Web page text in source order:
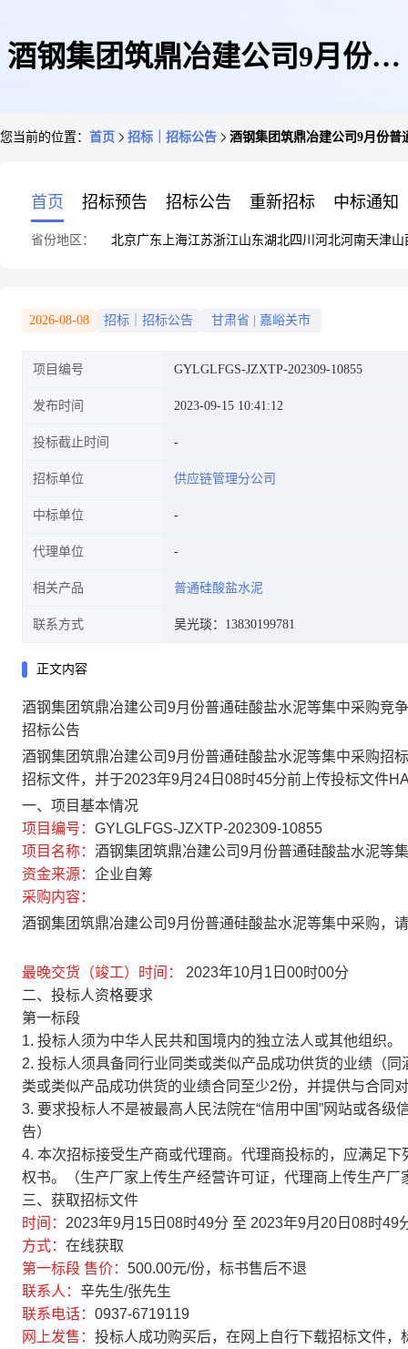
酒钢集团筑鼎冶建公司9月份普
您当前的位置： 首页 招标｜招标公告 酒钢集团筑鼎冶建公司9月份
首页 招标预告 招标公告 重新招标 中标通知
省份地区： 北京广东 上海江苏浙江山东湖北四川 河北河南天津山
2026-08-08 招标｜招标公告 甘肃省 嘉峪关市
项目编号 GYLGLFGS-JZXTP-202309-10855
发布时间 2023-09-15 10:41:12
投标截止时间
招标单位 供应链管理分公司
中标单位
代理单位
相关产品 普通硅酸盐水泥
联系方式 吴光琰：13830199781
正文内容
酒钢集团筑鼎冶建公司9月份普通硅酸盐水泥等集中采购竞
招标公告
酒钢集团筑鼎冶建公司9月份普通硅酸盐水泥等集中采购招
招标文件，并于2023年9月24日08时45分前上传投标文件
一、项目基本情况
项目编号： GYLGLFGS-JZXTP-202309-10855
项目名称： 酒钢集团筑鼎冶建公司9月份普通硅酸盐水泥等
资金来源： 企业自筹
采购内容：
酒钢集团筑鼎冶建公司9月份普通硅酸盐水泥等集中采购，
最晚交货（竣工）时间：
2023年10月1日00时00分
二、投标人资格要求
第一标段
1. 投标人须为中华人民共和国境内的独立法人或其他组织。
2. 投标人须具备同行业同类或类似产品成功供货的业绩（
类或类似产品成功供货的业绩合同至少2份，并提供与合同
3. 要求投标人不是被最高人民法院在“信用中国”网站或各
告）
4. 本次招标接受生产商或代理商。代理商投标的，应满足
权书。（生产厂家上传生产经营许可证，代理商上传生产
三、获取招标文件
时间： 2023年9月15日08时49分 至 2023年9月20日08时49
方式： 在线获取
第一标段 售价： 500.00元/份，标书售后不退
联系人： 辛先生/张先生
联系电话： 0937-6719119
网上发售： 投标人成功购买后，在网上自行下载招标文件